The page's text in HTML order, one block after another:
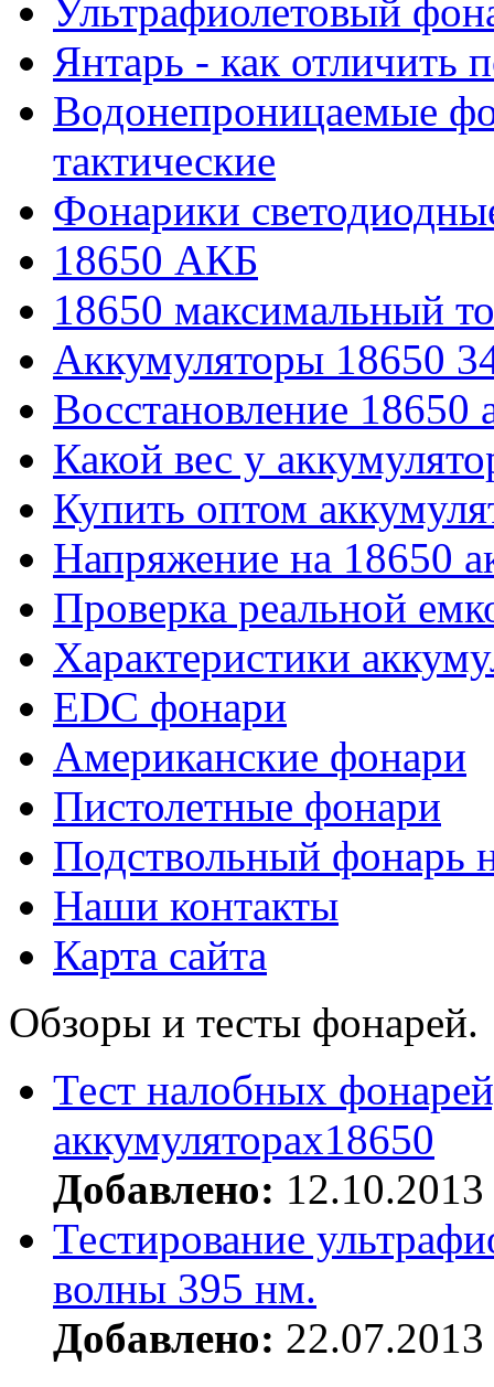
Ультрафиолетовый
Янтарь - как отличить
Водонепроницаемые
тактические
Фонарики
18650 АКБ
18650 максимальный
Аккумуляторы 18650
Восстановление 18650
Какой вес у
Купить оптом
Напряжение на 18650
Проверка реальной
Характеристики
EDC фонари
Американские фонари
Пистолетные фонари
Подствольный фонарь
Наши контакты
Карта сайта
Обзоры и тесты фонарей.
Тест налобных
аккумуляторах18650
Добавлено: 12.10.2013
Тестирование
волны 395 нм.
Добавлено: 22.07.2013